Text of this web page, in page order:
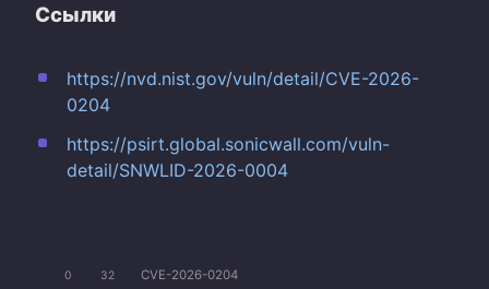
Ссылки
https://nvd.nist.gov/vuln/detail/CVE-2026-
0204
https://psirt.global.sonicwall.com/vuln-
detail/SNWLID-2026-0004
0 32 CVE-2026-0204